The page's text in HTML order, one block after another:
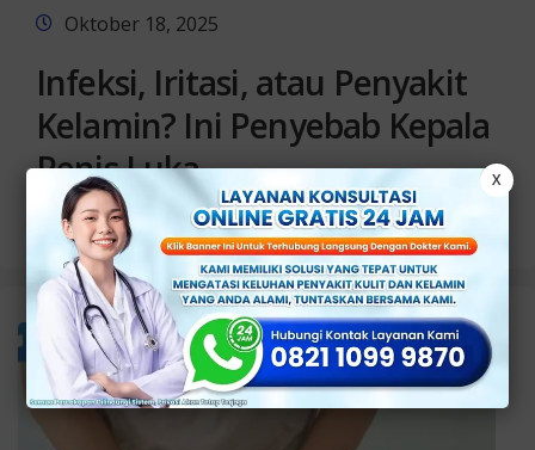
Oktober 18, 2025
Infeksi, Iritasi, atau Penyakit
Kelamin? Ini Penyebab Kepala
Penis Luka
Selengkapnya
X